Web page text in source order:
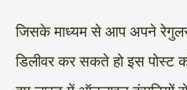
जिसके माध्यम से आप अपने रेगुलर
डिलीवर कर सकते हो इस पोस्ट